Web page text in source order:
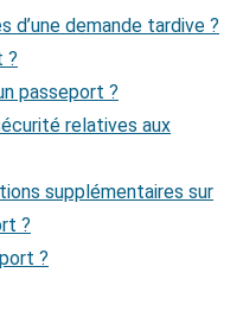
d’une demande tardive ?
?
passeport ?
relatives aux
supplémentaires sur
?
?